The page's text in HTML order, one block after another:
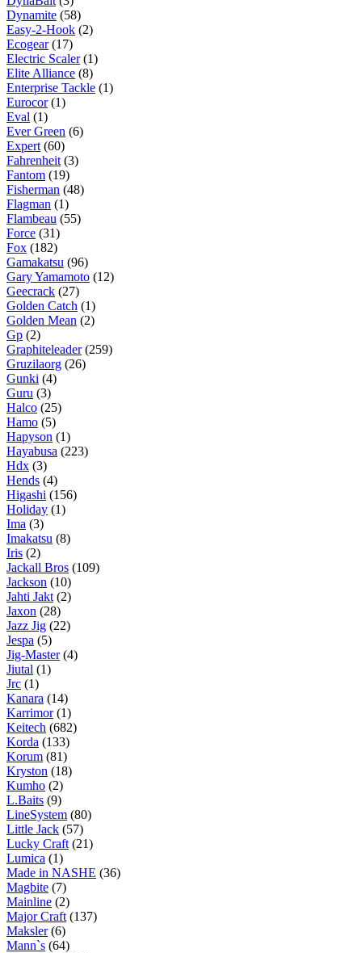
Dynamite (58)
Easy-2-Hook (2)
Ecogear(17)
Electric Scaler(1)
Elite Alliance (8)
Enterprise Tackle (1)
Eurocor(1)
Eval (1)
Ever Green (6)
Expert (60)
Fahrenheit (3)
Fantom (19)
Fisherman (48)
Flagman (1)
Flambeau (55)
Force (31)
Fox (182)
Gamakatsu (96)
Gary Yamamoto (12)
Geecrack (27)
Golden Catch (1)
Golden Mean (2)
Gp (2)
Graphiteleader(259)
Gruzilaorg (26)
Gunki (4)
Guru (3)
Halco (25)
Hamo (5)
Hapyson (1)
Hayabusa (223)
Hdx (3)
Hends (4)
Higashi (156)
Holiday (1)
Ima (3)
Imakatsu (8)
Iris (2)
Jackall Bros (109)
Jackson (10)
Jahti Jakt (2)
Jaxon (28)
Jazz Jig (22)
Jespa (5)
Jig-Master(4)
Jiutal (1)
Jrc (1)
Kanara (14)
Karrimor(1)
Keitech (682)
Korda (133)
Korum (81)
Kryston (18)
Kumho (2)
L.Baits (9)
LineSystem (80)
Little Jack (57)
Lucky Craft (21)
Lumica (1)
Made in NASHE (36)
Magbite (7)
Mainline (2)
Major Craft (137)
Maksler(6)
Mann`s (64)